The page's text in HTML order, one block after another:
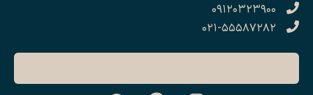
۰۹۱۲۰۳۲۳۹۰۰
۰۲۱-۵۵۵۸۷۲۸۲